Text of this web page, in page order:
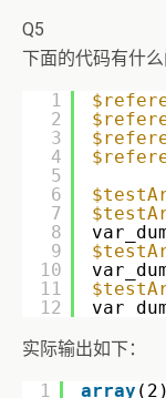
Q5
下面的代码有什
1
2
3
4
5
6
7
8
9
10
11
12
实际输出如下：
1
array